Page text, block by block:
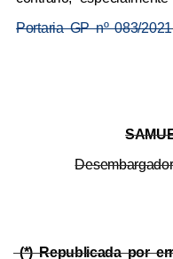
Portaria GP nº 083/2021
(*) Republicada por